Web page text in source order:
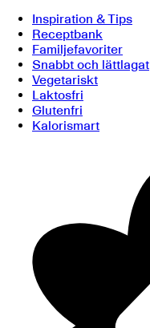
Inspiration & Tips
Receptbank
Familjefavoriter
Snabbt och lättlagat
Vegetariskt
Laktosfri
Glutenfri
Kalorismart